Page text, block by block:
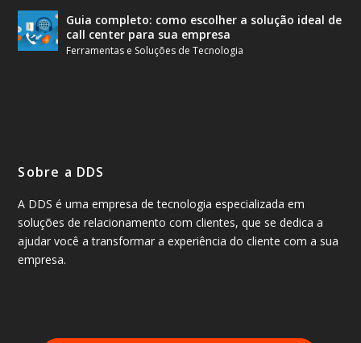
Guia completo: como escolher a solução ideal de
call center para sua empresa
Ferramentas e Soluções de Tecnologia
Sobre a DDS
A DDS é uma empresa de tecnologia especializada em
soluções de relacionamento com clientes, que se dedica a
ajudar você a transformar a experiência do cliente com a sua
empresa.